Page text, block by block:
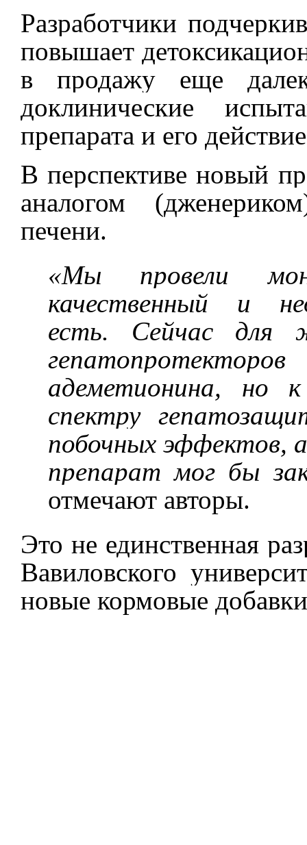
Разработчики
повышает
в продажу еще
доклинические
препарата и его
В перспективе новый
аналогом
печени.
«Мы провели
качественный и
есть. Сейчас для
адеметионина, но
спектру
побочных
препарат мог бы
отмечают авторы.
Это не единственная
Вавиловского
новые кормовые